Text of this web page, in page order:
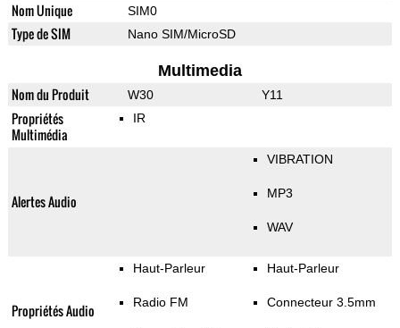
Nom Unique SIM0
Type de SIM Nano SIM/MicroSD
Multimedia
Nom du Produit W30 Y11
Propriétés
Multimédia
IR
Alertes Audio
VIBRATION
MP3
WAV
Propriétés Audio
Haut-Parleur
Radio FM
Haut-Parleur
Connecteur 3.5mm